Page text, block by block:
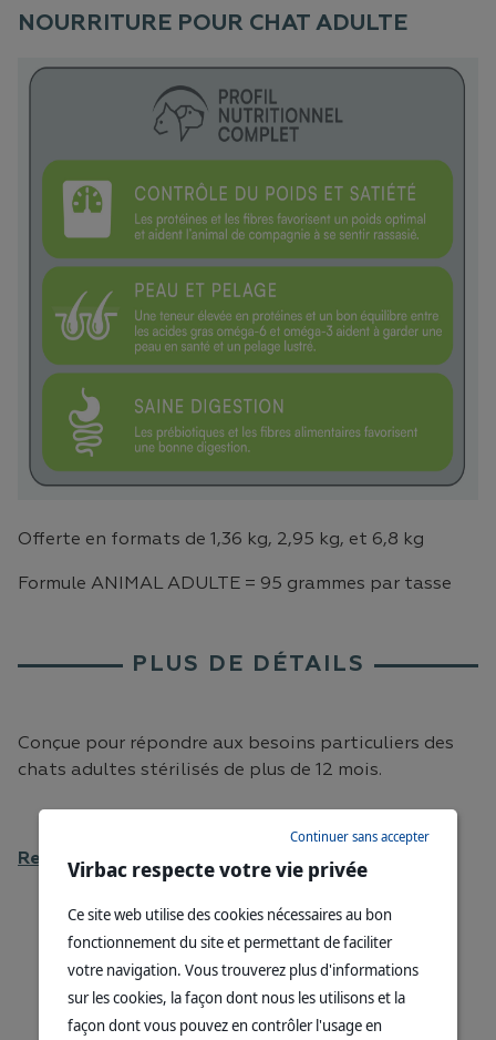
NOURRITURE POUR CHAT ADULTE
Offerte en formats de 1,36 kg, 2,95 kg, et 6,8 kg
Formule ANIMAL ADULTE = 95 grammes par tasse
PLUS DE DÉTAILS
Conçue pour répondre aux besoins particuliers des
chats adultes stérilisés de plus de 12 mois.
Retrouvez la formulation Junior ici »
Virbac respecte votre vie privée
Ce site web utilise des cookies nécessaires au bon
fonctionnement du site et permettant de faciliter
votre navigation. Vous trouverez plus d'informations
sur les cookies, la façon dont nous les utilisons et la
façon dont vous pouvez en contrôler l'usage en
Continuer sans accepter